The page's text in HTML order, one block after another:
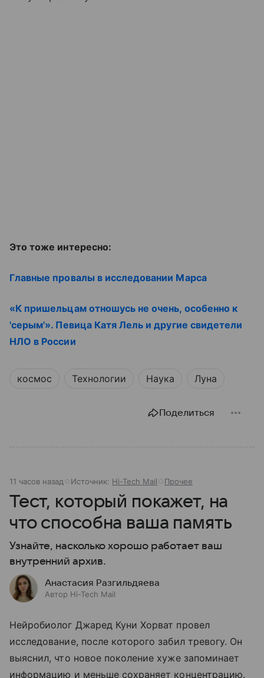
Это тоже интересно:
Главные провалы в исследовании Марса
«К пришельцам отношусь не очень, особенно к
'серым'». Певица Катя Лель и другие свидетели
НЛО в России
космос Технологии Наука Луна
Поделиться
11 часов назад Источник: Hi-Tech Mail Прочее
Тест, который покажет, на
что способна ваша память
Узнайте, насколько хорошо работает ваш
внутренний архив.
Анастасия Разгильдяева
Автор Hi-Tech Mail
Нейробиолог Джаред Куни Хорват провел
исследование, после которого забил тревогу. Он
выяснил, что новое поколение хуже запоминает
информацию и меньше сохраняет концентрацию.